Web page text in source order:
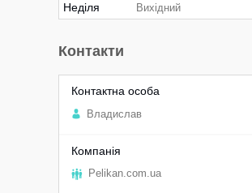
Неділя Вихідний
Контакти
Владислав
Pelikan.com.ua